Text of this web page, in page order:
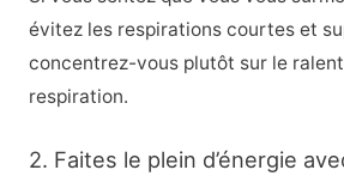
évitez les respirations courtes et
concentrez-vous plutôt sur le
respiration.
2. Faites le plein d’énergie